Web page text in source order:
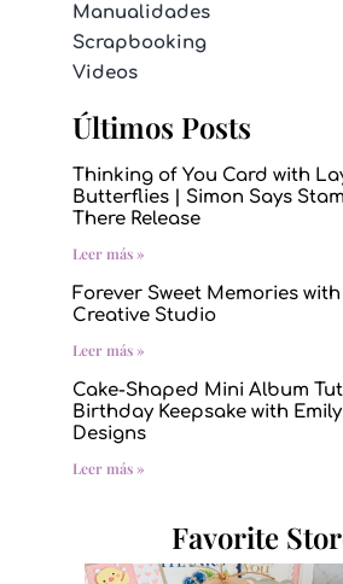
Manualidades
Scrapbooking
Videos
Últimos Posts
Thinking of You Card with
Butterflies | Simon Says
There Release
Leer más »
Forever Sweet Memories
Creative Studio
Leer más »
Cake-Shaped Mini Album
Birthday Keepsake with
Designs
Leer más »
Favorite